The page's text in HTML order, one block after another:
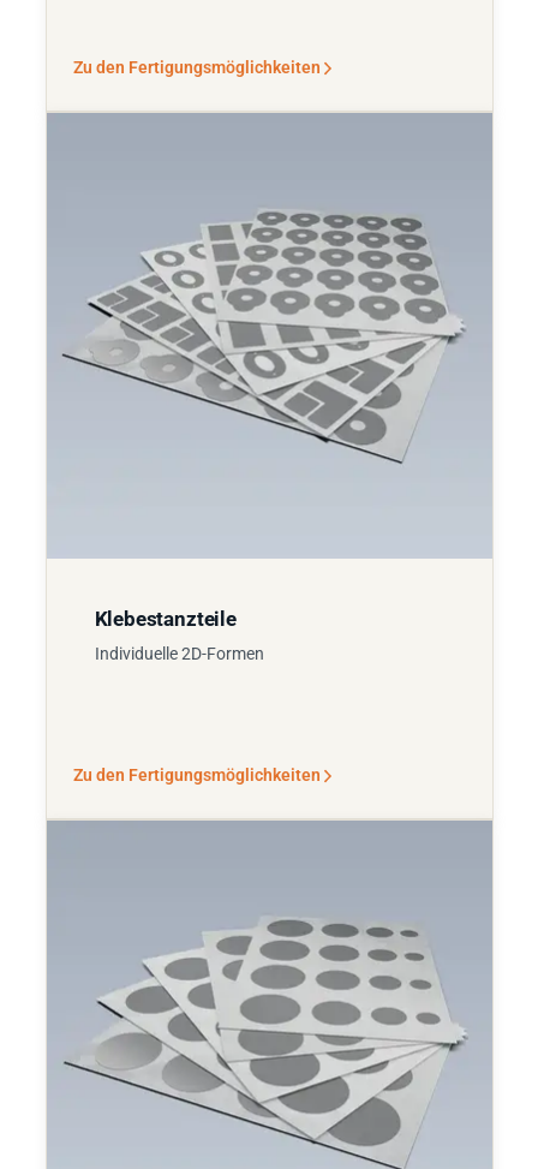
Zu den Fertigungsmöglichkeiten
Klebestanzteile
Individuelle 2D-Formen
Zu den Fertigungsmöglichkeiten